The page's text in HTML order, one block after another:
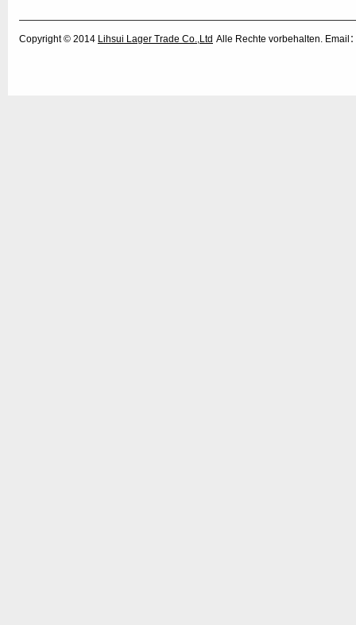
Copyright © 2014 Lihsui Lager Trade Co.,Ltd Alle Rechte vorbehalten. Email